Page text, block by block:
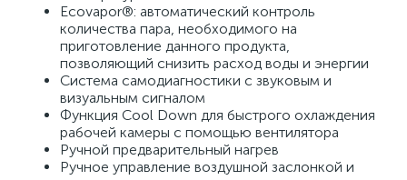
Ecovapor®: автоматический контроль
количества пара, необходимого на
приготовление данного продукта,
позволяющий снизить расход воды и энергии
Система самодиагностики с звуковым и
визуальным сигналом
Функция Cool Down для быстрого охлаждения
рабочей камеры с помощью вентилятора
Ручной предварительный нагрев
Ручное управление воздушной заслонкой и